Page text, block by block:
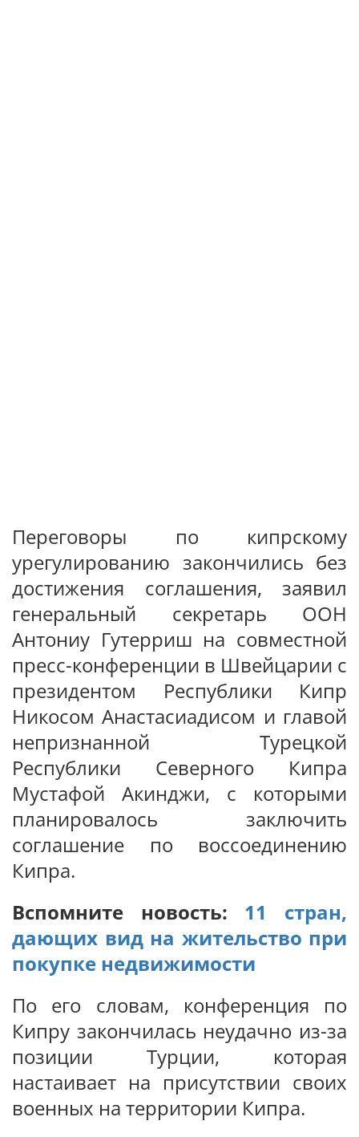
Переговоры по кипрскому
урегулированию закончились без
достижения соглашения, заявил
генеральный секретарь ООН
Антониу Гутерриш на совместной
пресс-конференции в Швейцарии с
президентом Республики Кипр
Никосом Анастасиадисом и главой
непризнанной Турецкой
Республики Северного Кипра
Мустафой Акинджи, с которыми
планировалось заключить
соглашение по воссоединению
Кипра.
Вспомните новость: 11 стран,
дающих вид на жительство при
покупке недвижимости
По его словам, конференция по
Кипру закончилась неудачно из-за
позиции Турции, которая
настаивает на присутствии своих
военных на территории Кипра.